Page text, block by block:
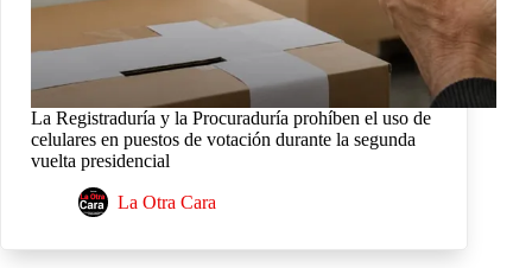
La Registraduría y la Procuraduría prohíben el uso de
celulares en puestos de votación durante la segunda
vuelta presidencial
La Otra Cara